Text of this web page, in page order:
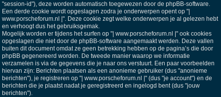
"session-id"), deze worden automatisch toegewezen door de phpBB-software.
Een derde cookie wordt opgeslagen zodra je onderwerpen opent op "|
www.porscheforum.nl |". Deze cookie zegt welke onderwerpen je al gelezen hebt
en verhoogt dus het gebruiksgemak.
Mogelijk worden er tijdens het surfen op "| www.porscheforum.nl |" ook cookies
opgeslagen die niet door de phpBB-software aangemaakt werden. Deze vallen
buiten dit document omdat ze geen betrekking hebben op de pagina’s die door
phpBB gegenereerd worden. De tweede manier waarop we informatie
verzamelen is via de gegevens die je naar ons verstuurt. Een paar voorbeelden
hiervan zijn: Berichten plaatsen als een anonieme gebruiker (dus "anonieme
berichten"), je registreren op "| www.porscheforum.nl |" (dus "je account") en de
berichten die je plaatst nadat je geregistreerd en ingelogd bent (dus "jouw
berichten").